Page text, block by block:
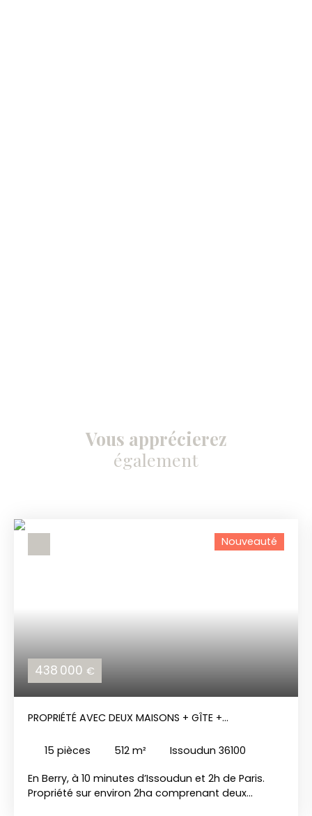
Vous apprécierez
également
438 000 €
Nouveauté
PROPRIÉTÉ AVEC DEUX MAISONS + GÎTE +
15 pièces 512 m² Issoudun 36100
En Berry, à 10 minutes d’Issoudun et 2h de Paris.
Propriété sur environ 2ha comprenant deux